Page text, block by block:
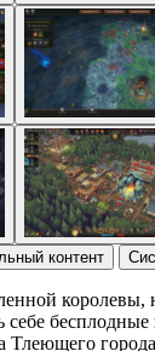
контент
королевы,
себе
Тлеющего